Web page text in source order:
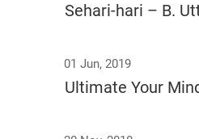
Sehari-hari – B.
01 Jun, 2019
Ultimate Your